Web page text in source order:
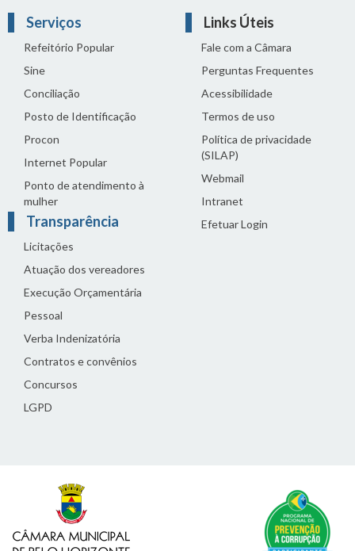
Serviços
Refeitório Popular
Sine
Conciliação
Posto de Identificação
Procon
Internet Popular
Ponto de atendimento à
mulher
Transparência
Licitações
Atuação dos vereadores
Execução Orçamentária
Pessoal
Verba Indenizatória
Contratos e convênios
Concursos
LGPD
Links Úteis
Fale com a Câmara
Perguntas Frequentes
Acessibilidade
Termos de uso
Política de privacidade
(SILAP)
Webmail
Intranet
Efetuar Login